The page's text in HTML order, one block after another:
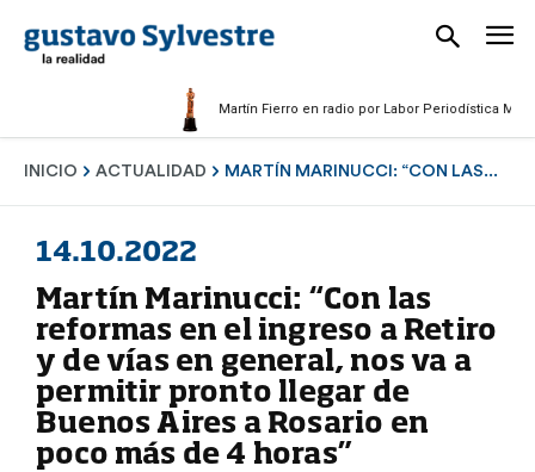
Martín Fierro en radio por Labor Periodística Masculina
INICIO ACTUALIDAD MARTÍN MARINUCCI: “CON LAS...
14.10.2022
Martín Marinucci: “Con las
reformas en el ingreso a Retiro
y de vías en general, nos va a
permitir pronto llegar de
Buenos Aires a Rosario en
poco más de 4 horas”